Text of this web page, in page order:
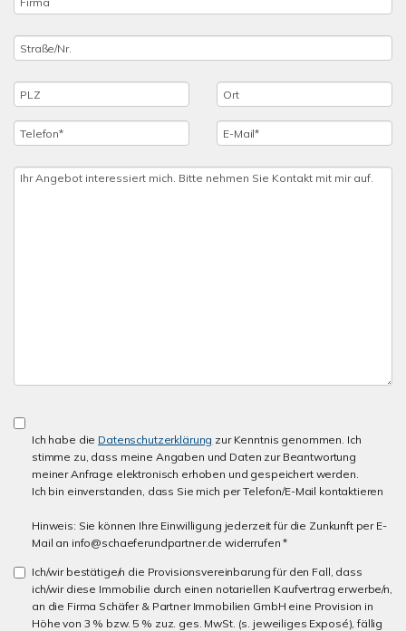
Ich habe die Datenschutzerklärung zur Kenntnis genommen. Ich
stimme zu, dass meine Angaben und Daten zur Beantwortung
meiner Anfrage elektronisch erhoben und gespeichert werden.
Ich bin einverstanden, dass Sie mich per Telefon/E-Mail kontaktieren
Hinweis: Sie können Ihre Einwilligung jederzeit für die Zunkunft per E-
Mail an info@schaeferundpartner.de widerrufen *
Ich/wir bestätige/n die Provisionsvereinbarung für den Fall, dass
ich/wir diese Immobilie durch einen notariellen Kaufvertrag erwerbe/n,
an die Firma Schäfer & Partner Immobilien GmbH eine Provision in
Höhe von 3 % bzw. 5 % zuz. ges. MwSt. (s. jeweiliges Exposé), fällig